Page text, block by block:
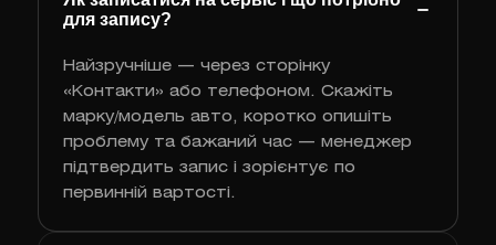
для запису?
Найзручніше — через сторінку
«Контакти» або телефоном. Скажіть
марку/модель авто, коротко опишіть
проблему та бажаний час — менеджер
підтвердить запис і зорієнтує по
первинній вартості.